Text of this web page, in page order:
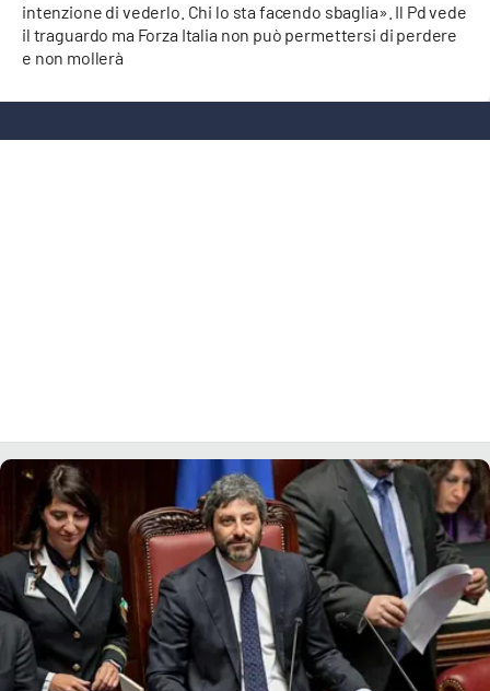
LACTV.IT
ANDROID
APPLE
intenzione di vederlo. Chi lo sta facendo sbaglia». Il Pd vede
il traguardo ma Forza Italia non può permettersi di perdere
e non mollerà